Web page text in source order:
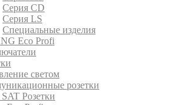
Серия CD
Серия LS
Специальные изделия
Eco Profi
светом
розетки
Розетки